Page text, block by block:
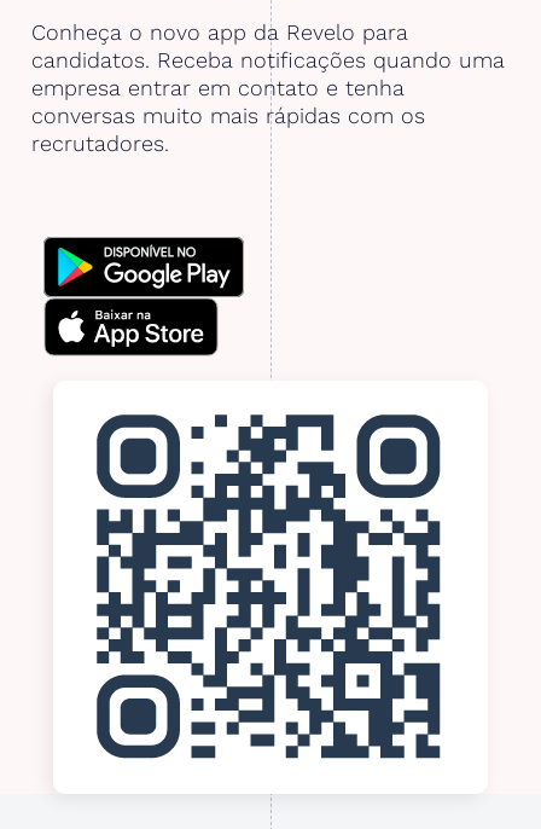
Conheça o novo app da Revelo para
candidatos. Receba notificações quando uma
empresa entrar em contato e tenha
conversas muito mais rápidas com os
recrutadores.